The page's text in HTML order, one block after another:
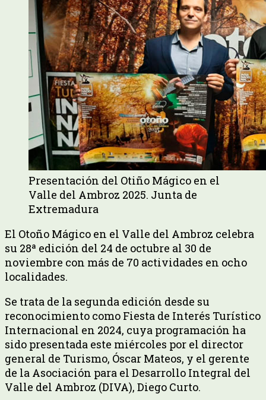
Presentación del Otiño Mágico en el
Valle del Ambroz 2025. Junta de
Extremadura
El Otoño Mágico en el Valle del Ambroz celebra
su 28ª edición del 24 de octubre al 30 de
noviembre con más de 70 actividades en ocho
localidades.
Se trata de la segunda edición desde su
reconocimiento como Fiesta de Interés Turístico
Internacional en 2024, cuya programación ha
sido presentada este miércoles por el director
general de Turismo, Óscar Mateos, y el gerente
de la Asociación para el Desarrollo Integral del
Valle del Ambroz (DIVA), Diego Curto.